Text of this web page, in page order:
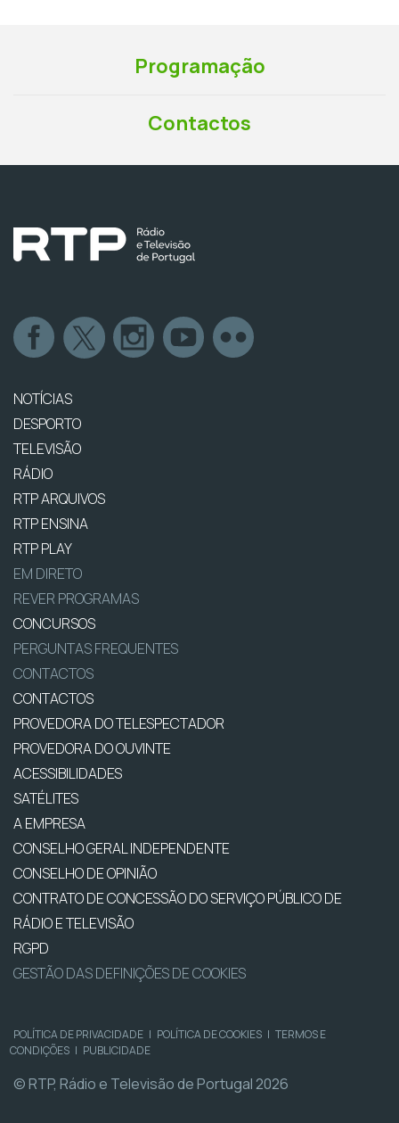
Programação
Contactos
NOTÍCIAS
DESPORTO
TELEVISÃO
RÁDIO
RTP ARQUIVOS
RTP ENSINA
RTP PLAY
EM DIRETO
REVER PROGRAMAS
CONCURSOS
PERGUNTAS FREQUENTES
CONTACTOS
CONTACTOS
PROVEDORA DO TELESPECTADOR
PROVEDORA DO OUVINTE
ACESSIBILIDADES
SATÉLITES
A EMPRESA
CONSELHO GERAL INDEPENDENTE
CONSELHO DE OPINIÃO
CONTRATO DE CONCESSÃO DO SERVIÇO PÚBLICO DE
RÁDIO E TELEVISÃO
RGPD
GESTÃO DAS DEFINIÇÕES DE COOKIES
POLÍTICA DE PRIVACIDADE | POLÍTICA DE COOKIES | TERMOS E
CONDIÇÕES | PUBLICIDADE
© RTP, Rádio e Televisão de Portugal 2026